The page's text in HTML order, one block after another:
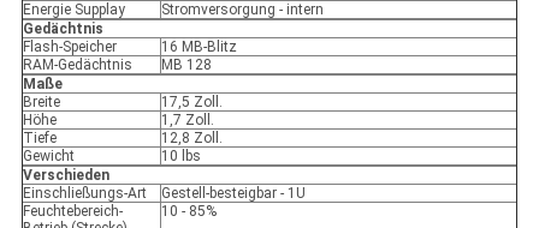
Energie Supplay
Stromversorgung - intern
Gedächtnis
Flash-Speicher
16 MB-Blitz
RAM-Gedächtnis
MB 128
Maße
Breite
17,5 Zoll.
Höhe
1,7 Zoll.
Tiefe
12,8 Zoll.
Gewicht
10 lbs
Verschieden
Einschließungs-Art
Gestell-besteigbar - 1U
Feuchtebereich-
10 - 85%